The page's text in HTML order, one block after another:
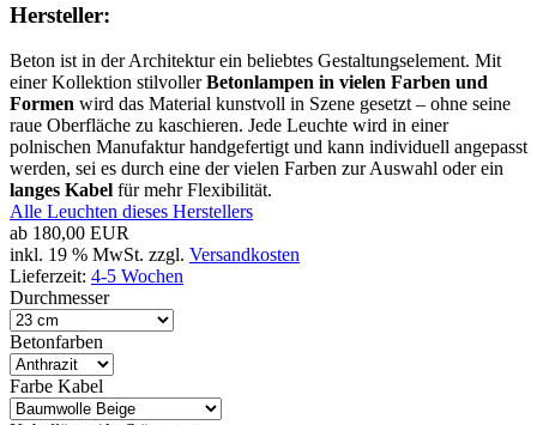
Hersteller:
Beton ist in der Architektur ein beliebtes Gestaltungselement. Mit
einer Kollektion stilvollerBetonlampen in vielen Farben und
Formen wird das Material kunstvoll in Szene gesetzt – ohne seine
raue Oberfläche zu kaschieren. Jede Leuchte wird in einer
polnischen Manufaktur handgefertigt und kann individuell angepasst
werden, sei es durch eine der vielen Farben zur Auswahl oder ein
langes Kabel für mehr Flexibilität.
Alle Leuchten dieses Herstellers
ab 180,00 EUR
inkl. 19 % MwSt. zzgl. Versandkosten
Lieferzeit: 4-5 Wochen
Durchmesser
Betonfarben
Farbe Kabel